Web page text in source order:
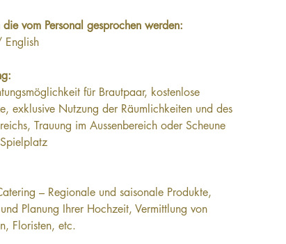
die vom Personal gesprochen werden:
English
für Brautpaar, kostenlose
exklusive Nutzung der Räumlichkeiten und des
Trauung im Aussenbereich oder Scheune
– Regionale und saisonale Produkte,
Planung Ihrer Hochzeit, Vermittlung von
Floristen, etc.